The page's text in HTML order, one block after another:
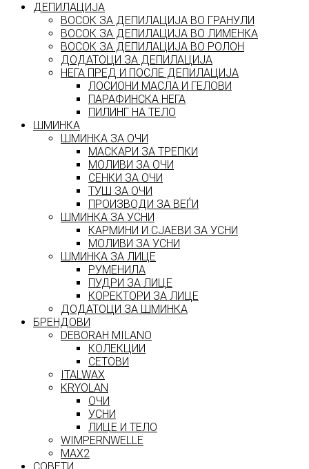
ДЕПИЛАЦИЈА
ВОСОК ЗА ДЕПИЛАЦИЈА ВО ГРАНУЛИ
ВОСОК ЗА ДЕПИЛАЦИЈА ВО ЛИМЕНКА
ВОСОК ЗА ДЕПИЛАЦИЈА ВО РОЛОН
ДОДАТОЦИ ЗА ДЕПИЛАЦИЈА
НЕГА ПРЕД И ПОСЛЕ ДЕПИЛАЦИЈА
ЛОСИОНИ МАСЛА И ГЕЛОВИ
ПАРАФИНСКА НЕГА
ПИЛИНГ НА ТЕЛО
ШМИНКА
ШМИНКА ЗА ОЧИ
МАСКАРИ ЗА ТРЕПКИ
МОЛИВИ ЗА ОЧИ
СЕНКИ ЗА ОЧИ
ТУШ ЗА ОЧИ
ПРОИЗВОДИ ЗА ВЕЃИ
ШМИНКА ЗА УСНИ
КАРМИНИ И СЈАЕВИ ЗА УСНИ
МОЛИВИ ЗА УСНИ
ШМИНКА ЗА ЛИЦЕ
РУМЕНИЛА
ПУДРИ ЗА ЛИЦЕ
КОРЕКТОРИ ЗА ЛИЦЕ
ДОДАТОЦИ ЗА ШМИНКА
БРЕНДОВИ
DEBORAH MILANO
КОЛЕКЦИИ
СЕТОВИ
ITALWAX
KRYOLAN
ОЧИ
УСНИ
ЛИЦЕ И ТЕЛО
WIMPERNWELLE
MAX2